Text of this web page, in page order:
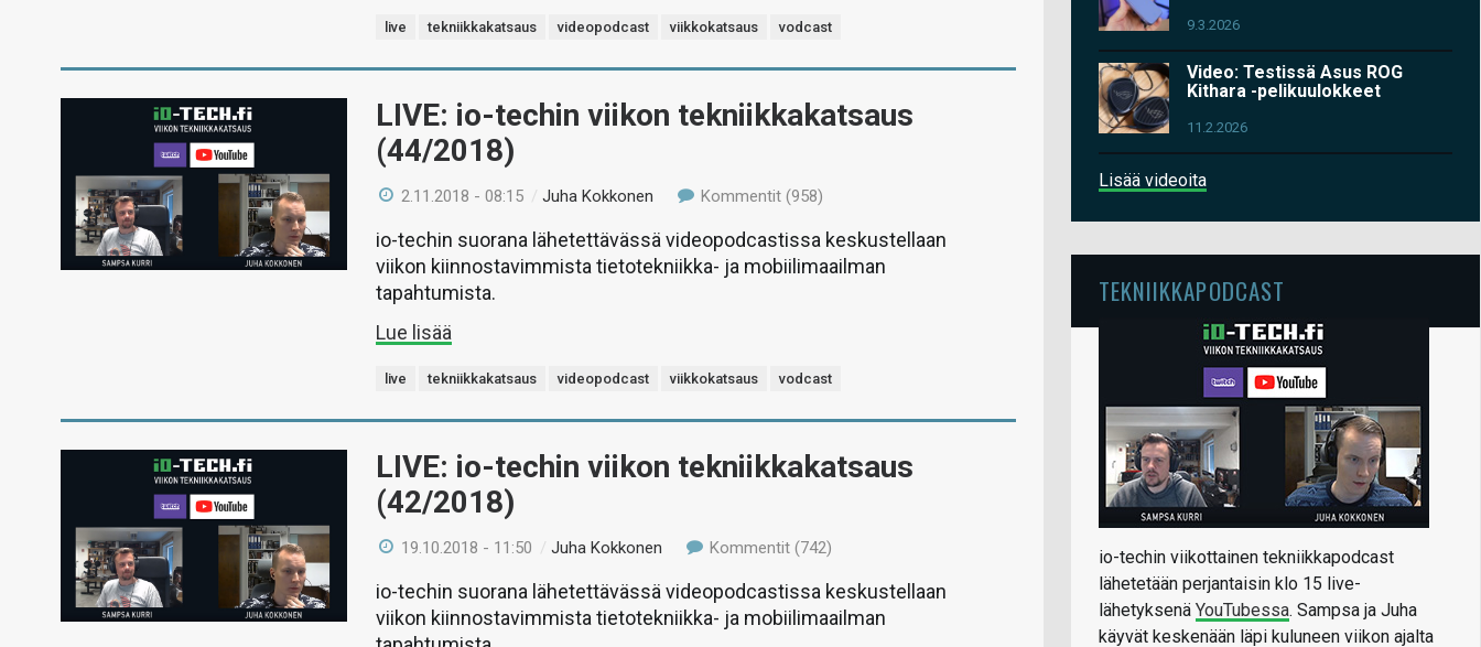
live tekniikkakatsaus videopodcast viikkokatsaus vodcast
LIVE: io-techin viikon tekniikkakatsaus
(44/2018)
2.11.2018 - 08:15 /Juha Kokkonen Kommentit (958)
io-techin suorana lähetettävässä videopodcastissa keskustellaan
viikon kiinnostavimmista tietotekniikka- ja mobiilimaailman
tapahtumista.
Lue lisää
live tekniikkakatsaus videopodcast viikkokatsaus vodcast
LIVE: io-techin viikon tekniikkakatsaus
(42/2018)
19.10.2018 - 11:50 /Juha Kokkonen Kommentit (742)
io-techin suorana lähetettävässä videopodcastissa keskustellaan
viikon kiinnostavimmista tietotekniikka- ja mobiilimaailman
9.3.2026
Video: Testissä Asus ROG
Kithara -pelikuulokkeet
11.2.2026
Lisää videoita
TEKNIIKKAPODCAST
io-techin viikottainen tekniikkapodcast
lähetetään perjantaisin klo 15 live-
lähetyksenä YouTubessa. Sampsa ja Juha
käyvät keskenään läpi kuluneen viikon ajalta